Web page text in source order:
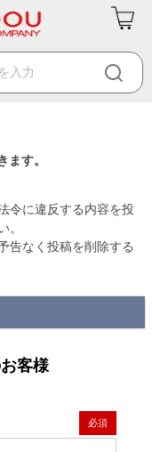
ます。
令に違反する内容を投
。
告なく投稿を削除する
客様
(必須)